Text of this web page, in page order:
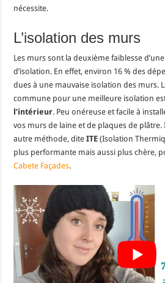
nécessite.
L’isolation des murs
Les murs sont la deuxième faiblesse
d’isolation. En effet, environ 16 % des
dues à une mauvaise isolation des murs.
commune pour une meilleure isolation
l’intérieur. Peu onéreuse et facile à
vos murs de laine et de plaques de
autre méthode, diteITE (Isolation
plus performante mais aussi plus chère,
Cabete Façades.